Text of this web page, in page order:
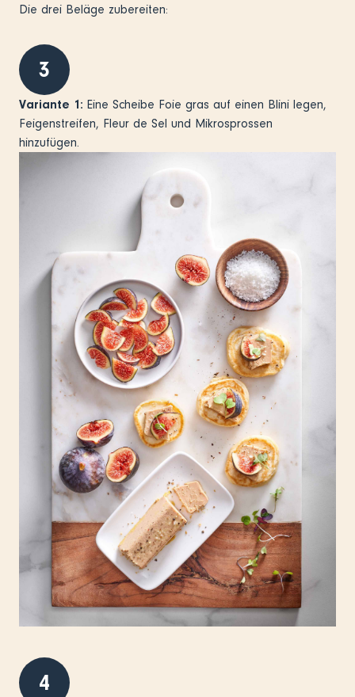
Die drei Beläge zubereiten:
3
Variante 1: Eine Scheibe Foie gras auf einen Blini legen,
Feigenstreifen, Fleur de Sel und Mikrosprossen
hinzufügen.
4